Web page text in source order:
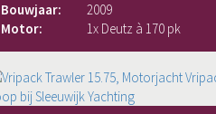
Bouwjaar:
2009
Motor:
1x Deutz à 170 pk